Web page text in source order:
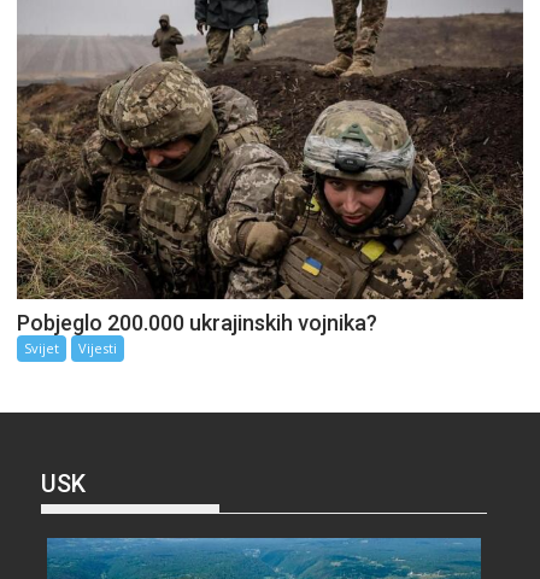
Pobjeglo 200.000 ukrajinskih vojnika?
Svijet Vijesti
USK